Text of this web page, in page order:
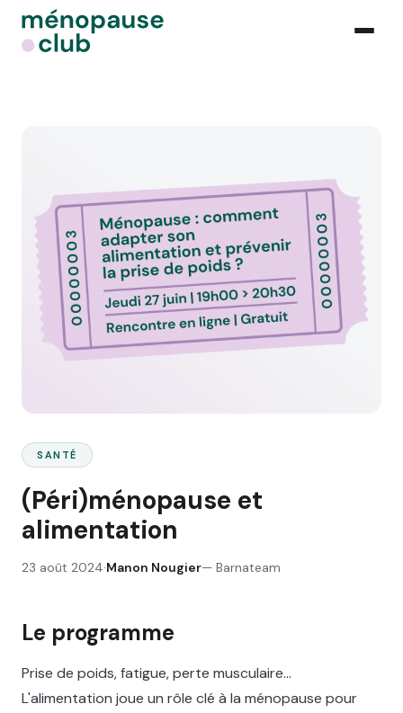
SANTÉ
(Péri)ménopause et
alimentation
23 août 2024·Manon Nougier— Barnateam
Le programme
Prise de poids, fatigue, perte musculaire...
L'alimentation joue un rôle clé à la ménopause pour